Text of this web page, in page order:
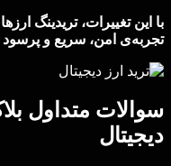
با این تغییرات، تریدینگ
تجربه‌ی امن، سریع و
سوالات متداول
دیجیتال